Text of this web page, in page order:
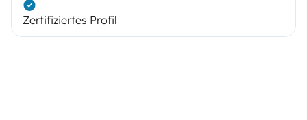
Zertifiziertes Profil